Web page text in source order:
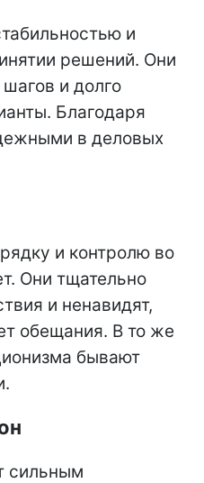
и
решений. Они
и долго
Благодаря
в деловых
и контролю во
Они тщательно
и ненавидят,
обещания. В то же
бывают
сильным